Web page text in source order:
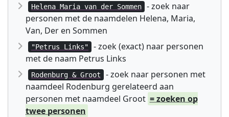
Helena Maria van der Sommen
- zoek naar
personen met de naamdelen Helena, Maria,
Van, Der en Sommen
"Petrus Links"
- zoek (exact) naar personen
met de naam Petrus Links
Rodenburg & Groot
- zoek naar personen met
naamdeel Rodenburg gerelateerd aan
personen met naamdeel Groot = zoeken op
twee personen